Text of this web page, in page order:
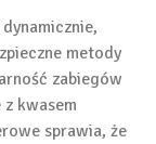
metody
zabiegów
kwasem
sprawia, że